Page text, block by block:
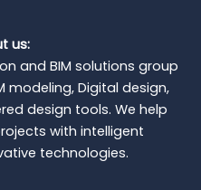
us:
and BIM solutions group
modeling, Digital design,
design tools. We help
with intelligent
technologies.